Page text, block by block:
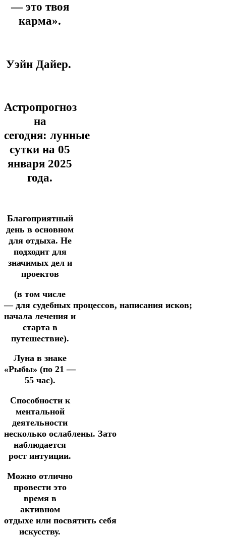
— это твоя
карма».
Уэйн Дайер.
Астропрогноз
на
сегодня: лунные
сутки на 05
января 2025
года.
Благоприятный
день в основном
для отдыха. Не
подходит для
значимых дел и
проектов
(в том числе
— для судебных процессов, написания исков;
начала лечения и
старта в
путешествие).
Луна в знаке
«Рыбы» (по 21 —
55 час).
Способности к
ментальной
деятельности
несколько ослаблены. Зато
наблюдается
рост интуиции.
Можно отлично
провести это
время в
активном
отдыхе или посвятить себя
искусству.